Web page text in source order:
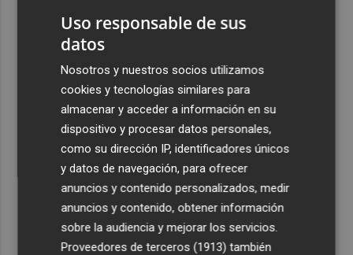
diversidad su "seña de identidad"
El centro de salud de Benetússer recibe un sello estatal
mayores
Cartagena avanza con la modernización de los
Bomberos e impulsa una Ordenanza de Incendios
El Tesoro cierra el martes las subastas de agosto con
una emisión de letras a tres y nueve meses
Uso responsable de sus
datos
Nosotros y nuestros socios utilizamos
cookies y tecnologías similares para
almacenar y acceder a información en su
dispositivo y procesar datos personales,
como su dirección IP, identificadores únicos
y datos de navegación, para ofrecer
anuncios y contenido personalizados, medir
anuncios y contenido, obtener información
sobre la audiencia y mejorar los servicios.
Proveedores de terceros (1913) también